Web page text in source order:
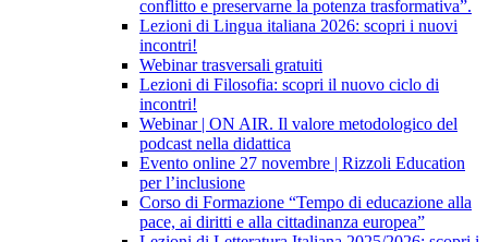
conflitto e preservarne la potenza trasformativa”.
Lezioni di Lingua italiana 2026: scopri i nuovi
incontri!
Webinar trasversali gratuiti
Lezioni di Filosofia: scopri il nuovo ciclo di
incontri!
Webinar | ON AIR. Il valore metodologico del
podcast nella didattica
Evento online 27 novembre | Rizzoli Education
per l’inclusione
Corso di Formazione “Tempo di educazione alla
pace, ai diritti e alla cittadinanza europea”